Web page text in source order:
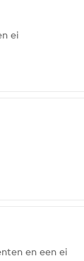
ei
en een ei